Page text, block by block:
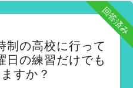
回答済み
制の高校に行って
日の練習だけでも
すか？